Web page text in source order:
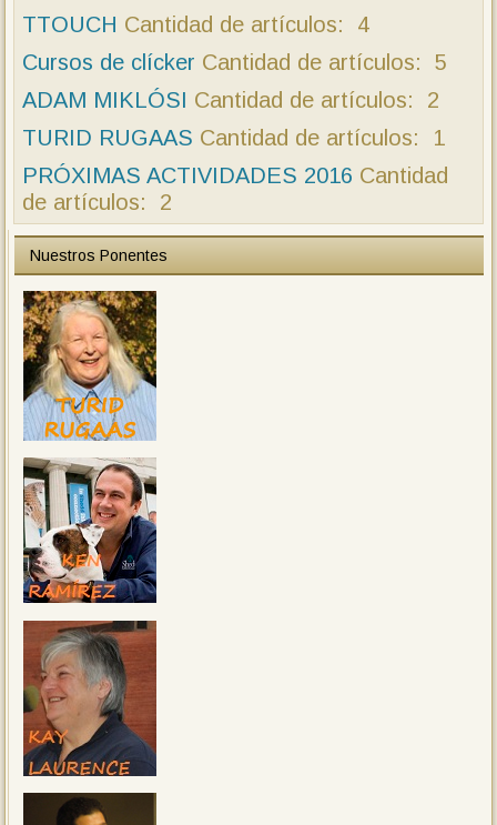
Otros Cursos 2015
TTOUCH Cantidad de artículos: 4
Cursos de clícker Cantidad de artículos: 5
ADAM MIKLÓSI Cantidad de artículos: 2
TURID RUGAAS Cantidad de artículos: 1
PRÓXIMAS ACTIVIDADES 2016 Cantidad
de artículos: 2
Nuestros Ponentes